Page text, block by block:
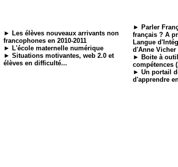
► Les élèves nouveaux arrivants non
francophones en 2010-2011
► L'école maternelle numérique
► Situations motivantes, web 2.0 et
élèves en difficulté...
► Parler
français ? A
Langue
d'Anne Vicher
► Boite à
compétences (
► Un portail
d'apprendre